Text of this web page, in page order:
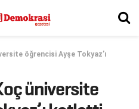
öğrencisi Ayşe Tokyaz’ı
üniversite